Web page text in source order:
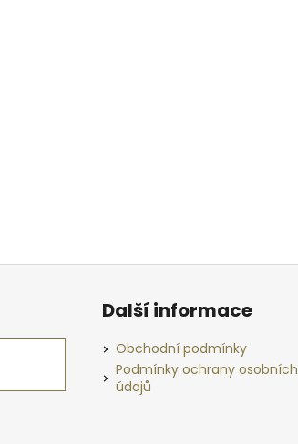
Další informace
Obchodní podmínky
Podmínky ochrany osobních
údajů